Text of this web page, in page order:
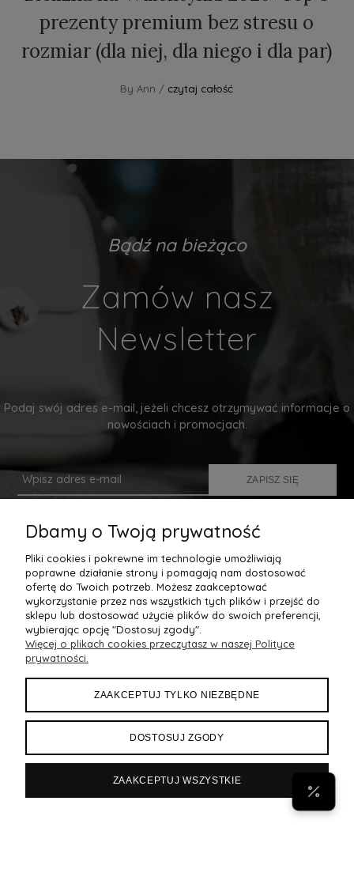
prezenty premium bez stresu o
rozmiar (dla niej, dla niego i dla par)
By Ann / czytaj całość
Bądź na bieżąco
Zamów nasz
Newsletter
Podaj swój adres e-mail, jeżeli chcesz otrzymywać informacje o
nowościach i promocjach.
ZAPISZ SIĘ
POMOC
MOJE KONTO
PŁATNOŚCI I DOSTAWA
Dbamy o Twoją prywatność
Pliki cookies i pokrewne im technologie umożliwiają
poprawne działanie strony i pomagają nam dostosować
ofertę do Twoich potrzeb. Możesz zaakceptować
wykorzystanie przez nas wszystkich tych plików i przejść do
sklepu lub dostosować użycie plików do swoich preferencji,
wybierając opcję "Dostosuj zgody".
Więcej o plikach cookies przeczytasz w naszej Polityce
prywatności.
ZAAKCEPTUJ TYLKO NIEZBĘDNE
DOSTOSUJ ZGODY
ZAAKCEPTUJ WSZYSTKIE